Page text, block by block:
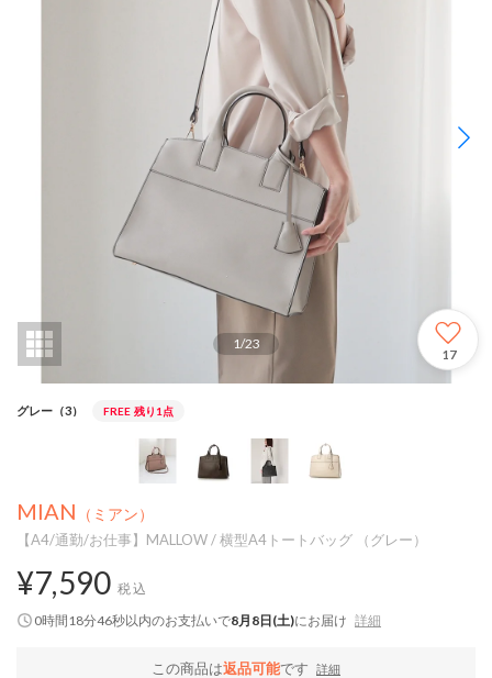
1/23
17
グレー（3） FREE 残り1点
MIAN （ミアン）
【A4/通勤/お仕事】MALLOW / 横型A4トートバッグ （グレー）
¥7,590 税込
0時間18分45秒以内のお支払いで8月8日(土)にお届け 詳細
この商品は返品可能です
詳細